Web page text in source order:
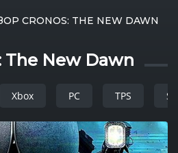
Игры
CRONOS: THE NEW DAWN
The New Dawn
Xbox PC TPS